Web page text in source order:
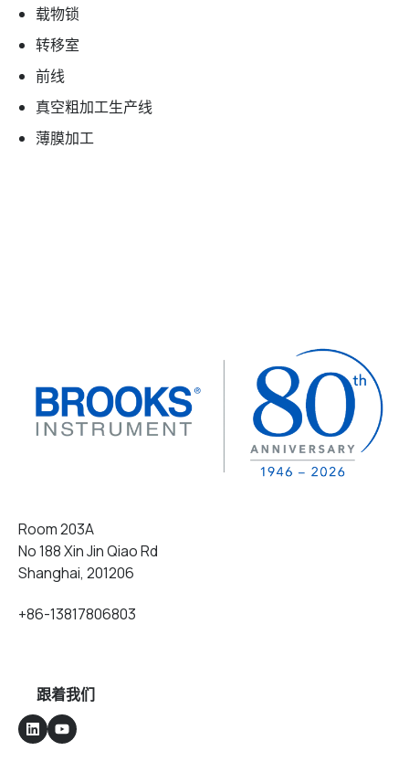
载物锁
转移室
前线
真空粗加工生产线
薄膜加工
Room 203A
No 188 Xin Jin Qiao Rd
Shanghai, 201206
+86-13817806803
跟着我们